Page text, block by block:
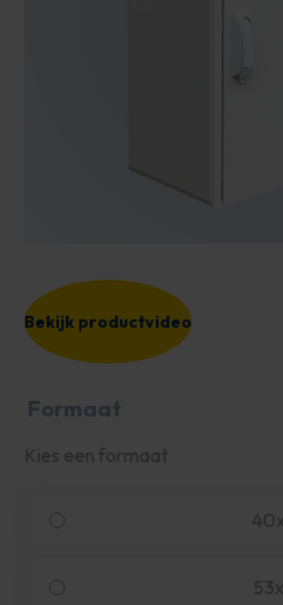
Bekijk productvideo
Formaat
Kies een formaat